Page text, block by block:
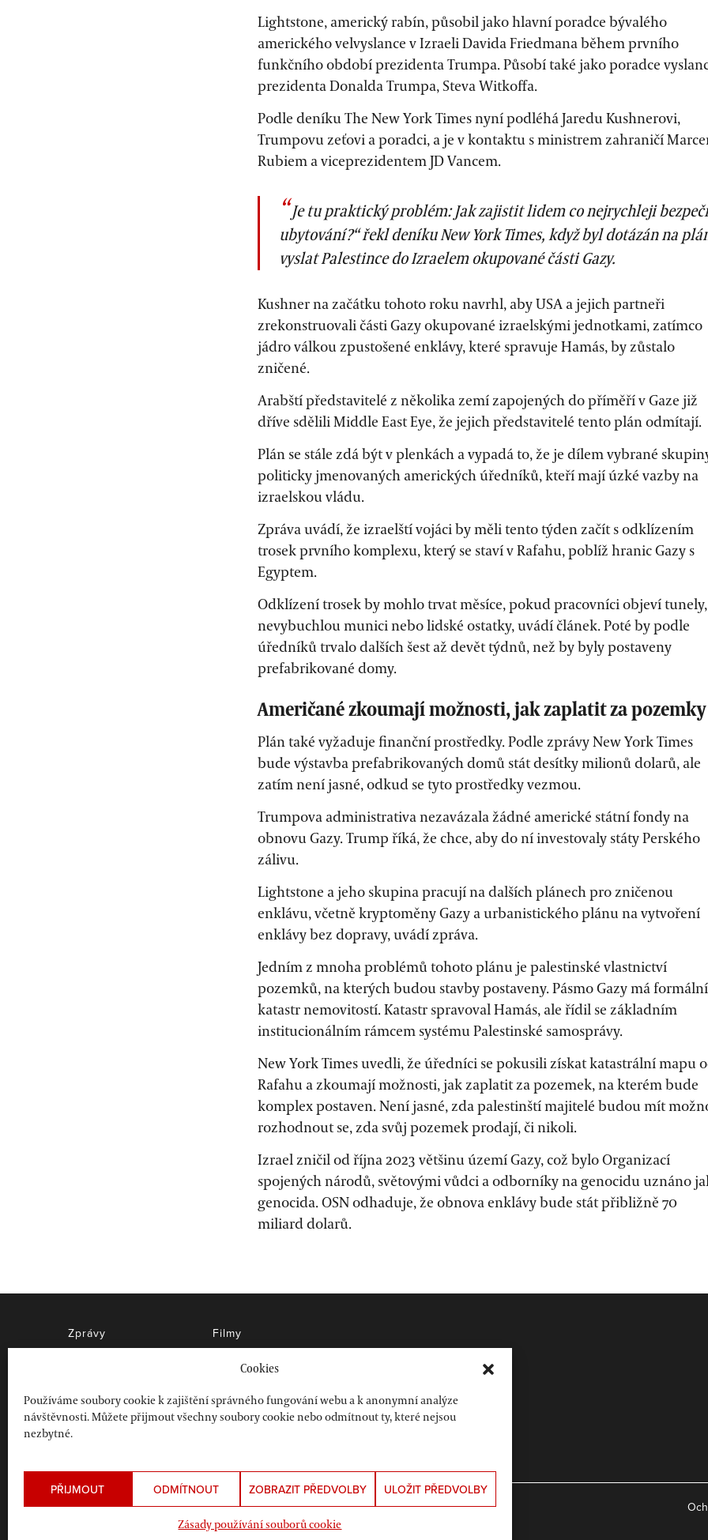
Cookies
Používáme soubory cookie k zajištění správného fungování webu a k anonymní analýze
návštěvnosti. Můžete přijmout všechny soubory cookie nebo odmítnout ty, které nejsou
nezbytné.
PŘIJMOUT ODMÍTNOUT ZOBRAZIT PŘEDVOLBY ULOŽIT PŘEDVOLBY
Zásady používání souborů cookie
Lightstone, americký rabín, působil jako hlavní poradce bývalého
amerického velvyslance v Izraeli Davida Friedmana během prvního
funkčního období prezidenta Trumpa. Působí také jako poradce
prezidenta Donalda Trumpa, Steva Witkoffa.
Podle deníku The New York Times nyní podléhá Jaredu Kushnerovi,
Trumpovu zeťovi a poradci, a je v kontaktu s ministrem zahraničí
Rubiem a viceprezidentem JD Vancem.
Je tu praktický problém: Jak zajistit lidem co nejrychleji
ubytování?“ řekl deníku New York Times, když byl dotázán na
vyslat Palestince do Izraelem okupované části Gazy.
Kushner na začátku tohoto roku navrhl, aby USA a jejich partneři
zrekonstruovali části Gazy okupované izraelskými jednotkami, zatímco
jádro válkou zpustošené enklávy, které spravuje Hamás, by zůstalo
zničené.
Arabští představitelé z několika zemí zapojených do příměří v Gaze již
dříve sdělili Middle East Eye, že jejich představitelé tento plán odmítají.
Plán se stále zdá být v plenkách a vypadá to, že je dílem vybrané
politicky jmenovaných amerických úředníků, kteří mají úzké vazby na
izraelskou vládu.
Zpráva uvádí, že izraelští vojáci by měli tento týden začít s odklízením
trosek prvního komplexu, který se staví v Rafahu, poblíž hranic Gazy s
Egyptem.
Odklízení trosek by mohlo trvat měsíce, pokud pracovníci objeví tunely,
nevybuchlou munici nebo lidské ostatky, uvádí článek. Poté by podle
úředníků trvalo dalších šest až devět týdnů, než by byly postaveny
prefabrikované domy.
Američané zkoumají možnosti, jak zaplatit za pozemky
Plán také vyžaduje finanční prostředky. Podle zprávy New York Times
bude výstavba prefabrikovaných domů stát desítky milionů dolarů, ale
zatím není jasné, odkud se tyto prostředky vezmou.
Trumpova administrativa nezavázala žádné americké státní fondy na
obnovu Gazy. Trump říká, že chce, aby do ní investovaly státy Perského
zálivu.
Lightstone a jeho skupina pracují na dalších plánech pro zničenou
enklávu, včetně kryptoměny Gazy a urbanistického plánu na vytvoření
enklávy bez dopravy, uvádí zpráva.
Jedním z mnoha problémů tohoto plánu je palestinské vlastnictví
pozemků, na kterých budou stavby postaveny. Pásmo Gazy má formální
katastr nemovitostí. Katastr spravoval Hamás, ale řídil se základním
institucionálním rámcem systému Palestinské samosprávy.
New York Times uvedli, že úředníci se pokusili získat katastrální mapu
Rafahu a zkoumají možnosti, jak zaplatit za pozemek, na kterém bude
komplex postaven. Není jasné, zda palestinští majitelé budou mít
rozhodnout se, zda svůj pozemek prodají, či nikoli.
Izrael zničil od října 2023 většinu území Gazy, což bylo Organizací
spojených národů, světovými vůdci a odborníky na genocidu uznáno
genocida. OSN odhaduje, že obnova enklávy bude stát přibližně 70
miliard dolarů.
Zprávy
Kultura
Knihy
Filmy
Petice
©2026 Dekolonizujte Palestinu